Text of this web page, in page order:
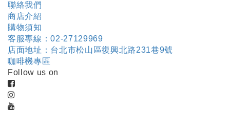
聯絡我們
商店介紹
購物須知
客服專線：02-27129969
店面地址：台北市松山區復興北路231巷9號
咖啡機專區
Follow us on